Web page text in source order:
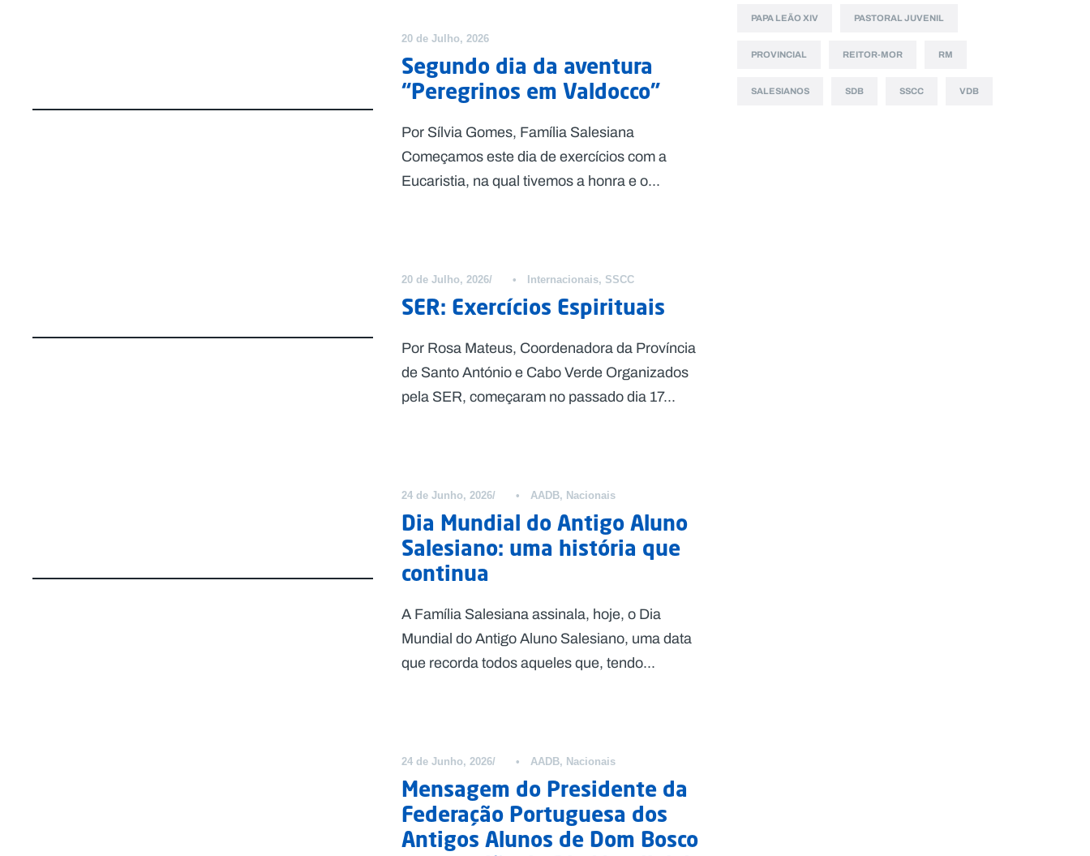
20 de Julho, 2026
Segundo dia da aventura
“Peregrinos em Valdocco”
Por Sílvia Gomes, Família Salesiana
Começamos este dia de exercícios com a
Eucaristia, na qual tivemos a honra e o...
20 de Julho, 2026 • Internacionais, SSCC
SER: Exercícios Espirituais
Por Rosa Mateus, Coordenadora da Província
de Santo António e Cabo Verde Organizados
pela SER, começaram no passado dia 17...
24 de Junho, 2026 • AADB, Nacionais
Dia Mundial do Antigo Aluno
Salesiano: uma história que
continua
A Família Salesiana assinala, hoje, o Dia
Mundial do Antigo Aluno Salesiano, uma data
que recorda todos aqueles que, tendo...
24 de Junho, 2026 • AADB, Nacionais
Mensagem do Presidente da
Federação Portuguesa dos
Antigos Alunos de Dom Bosco
PAPA LEÃO XIV PASTORAL JUVENIL
PROVINCIAL REITOR-MOR RM
SALESIANOS SDB SSCC VDB